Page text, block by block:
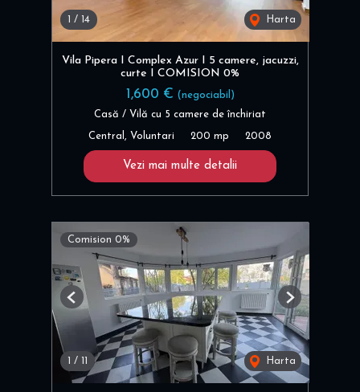
/ 14 Harta
Vila Pipera I Complex Azur I 5 camere, jacuzzi,
curte I COMISION 0%
1,600 € (negociabil)
Casă / Vilă cu 5 camere de închiriat
Central, Voluntari 200 mp 2008
Vezi mai multe detalii
Comision 0%
1 / 11 Harta
Previous Next